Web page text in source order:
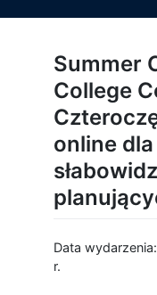
Summer
College
online
Data
r.